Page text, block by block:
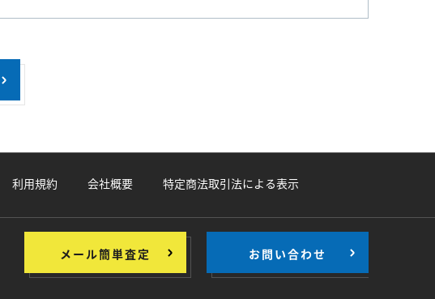
>
利用規約 会社概要 特定商法取引法による表示
メール簡単査定 > お問い合わせ >